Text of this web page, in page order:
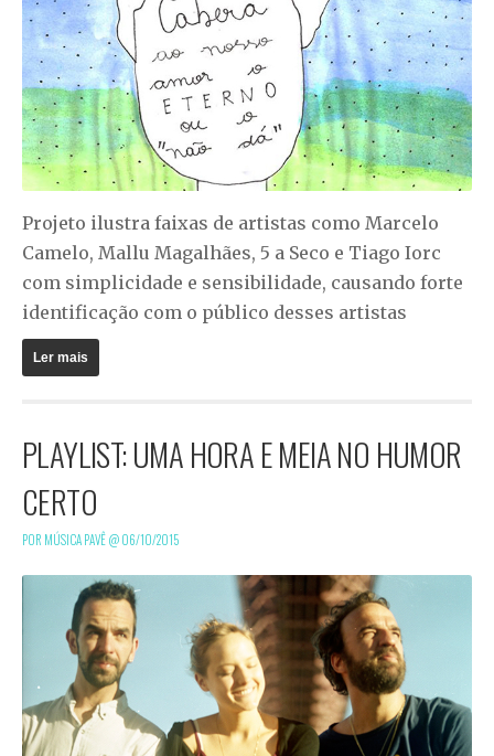
Projeto ilustra faixas de artistas como Marcelo
Camelo, Mallu Magalhães, 5 a Seco e Tiago Iorc
com simplicidade e sensibilidade, causando forte
identificação com o público desses artistas
Ler mais
PLAYLIST: UMA HORA E MEIA NO HUMOR
CERTO
POR MÚSICA PAVÊ @06/10/2015